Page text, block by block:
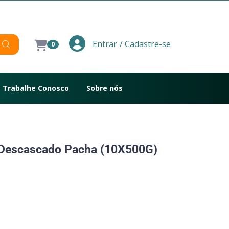
0 Entrar / Cadastre-se
Trabalhe Conosco Sobre nós
Pacha (10X500G)